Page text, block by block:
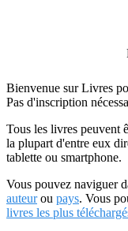
Bienvenue sur Livres
Pas d'inscription
Tous les livres peuvent
la plupart d'entre eux
tablette ou smartphone.
Vous pouvez naviguer
auteurou pays. Vous
livres les plus